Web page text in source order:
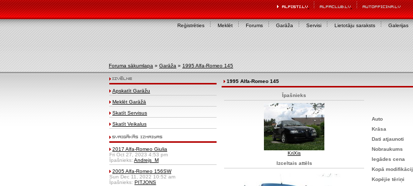
Reģistrēties Meklēt Forums Garāža Servisi Lietotāju saraksts Galerijas
Foruma sākumlapa » Garāža » 1995 Alfa-Romeo 145
Apskatīt Garāžu
Meklēt Garāžā
Skatīt Servisus
Skatīt Veikalus
2017 Alfa-Romeo Giulia
Fri Oct 27, 2023 4:53 pm
Īpašnieks: Andrejs_M
2005 Alfa-Romeo 156SW
Sun Dec 11, 2022 10:52 am
Īpašnieks: PITJONS
1995 Alfa-Romeo 145
Īpašnieks
KriXis
Izceltais attēls
Auto
Krāsa
Dati atjaunoti
Nobraukums
Iegādes cena
Kopā
Kopējie tēriņi